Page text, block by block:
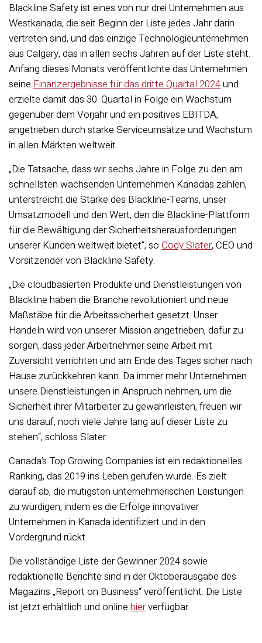
Blackline Safety ist eines von nur drei Unternehmen aus
Westkanada, die seit Beginn der Liste jedes Jahr darin
vertreten sind, und das einzige Technologieunternehmen
aus Calgary, das in allen sechs Jahren auf der Liste steht.
Anfang dieses Monats veröffentlichte das Unternehmen
seine Finanzergebnisse für das dritte Quartal 2024und
erzielte damit das 30. Quartal in Folge ein Wachstum
gegenüber dem Vorjahr und ein positives EBITDA,
angetrieben durch starke Serviceumsätze und Wachstum
in allen Märkten weltweit.
„Die Tatsache, dass wir sechs Jahre in Folge zu den am
schnellsten wachsenden Unternehmen Kanadas zählen,
unterstreicht die Stärke des Blackline-Teams, unser
Umsatzmodell und den Wert, den die Blackline-Plattform
für die Bewältigung der Sicherheitsherausforderungen
unserer Kunden weltweit bietet“, so Cody Slater, CEO und
Vorsitzender von Blackline Safety.
„Die cloudbasierten Produkte und Dienstleistungen von
Blackline haben die Branche revolutioniert und neue
Maßstäbe für die Arbeitssicherheit gesetzt. Unser
Handeln wird von unserer Mission angetrieben, dafür zu
sorgen, dass jeder Arbeitnehmer seine Arbeit mit
Zuversicht verrichten und am Ende des Tages sicher nach
Hause zurückkehren kann. Da immer mehr Unternehmen
unsere Dienstleistungen in Anspruch nehmen, um die
Sicherheit ihrer Mitarbeiter zu gewährleisten, freuen wir
uns darauf, noch viele Jahre lang auf dieser Liste zu
stehen“, schloss Slater.
Canada’s Top Growing Companies ist ein redaktionelles
Ranking, das 2019 ins Leben gerufen wurde. Es zielt
darauf ab, die mutigsten unternehmerischen Leistungen
zu würdigen, indem es die Erfolge innovativer
Unternehmen in Kanada identifiziert und in den
Vordergrund rückt.
Die vollständige Liste der Gewinner 2024 sowie
redaktionelle Berichte sind in der Oktoberausgabe des
Magazins „Report on Business“ veröffentlicht. Die Liste
ist jetzt erhältlich und online hierverfügbar.